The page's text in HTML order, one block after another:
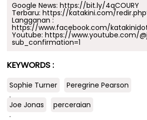
Google News: https://bit.ly/4qCOURY
Terbaru: https://katakini.com/
Langganan :
https://www.facebook.com/
Youtube: https://www.youtube.com/
sub_confirmation=1
KEYWORDS :
Sophie Turner
Peregrine Pearson
.
Joe Jonas
perceraian
.